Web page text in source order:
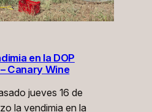
en la DOP
Canary Wine
jueves 16 de
la vendimia en la